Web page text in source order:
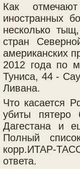
Как
иностранных
несколько
стран
американских
2012 года по
Туниса, 44 -
Ливана.
Что касается
убиты пятеро
Дагестана и
Полный
корр.ИТАР-
ответа.